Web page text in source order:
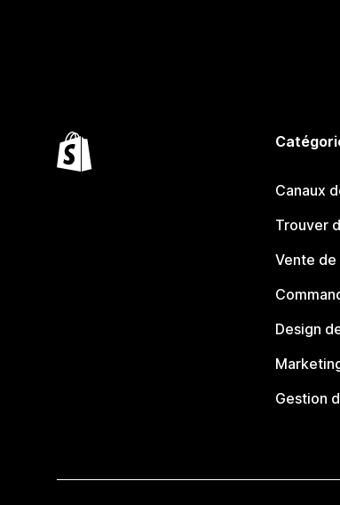
Canaux
Trouver
Vente
Design
Gestion